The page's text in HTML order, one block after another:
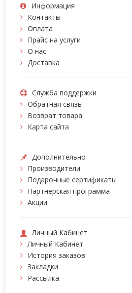
Информация
Контакты
Оплата
Прайс на услуги
О нас
Доставка
Служба поддержки
Обратная связь
Возврат товара
Карта сайта
Дополнительно
Производители
Подарочные сертификаты
Партнерская программа
Акции
Личный Кабинет
Личный Кабинет
История заказов
Закладки
Рассылка